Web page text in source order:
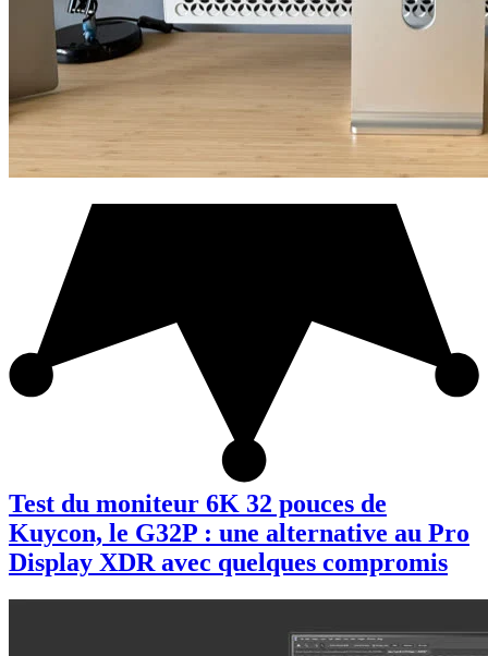
Test du moniteur 6K 32 pouces de
Kuycon, le G32P : une alternative au Pro
Display XDR avec quelques compromis